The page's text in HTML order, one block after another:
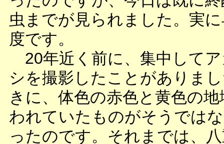
虫までが見られました。実
度です。
20年近く前に、集中して
シを撮影したことがありま
きに、体色の赤色と黄色の
われていたものがそうでは
ったのです。それまでは、